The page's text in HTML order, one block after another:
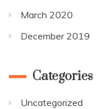
March 2020
December 2019
Categories
Uncategorized